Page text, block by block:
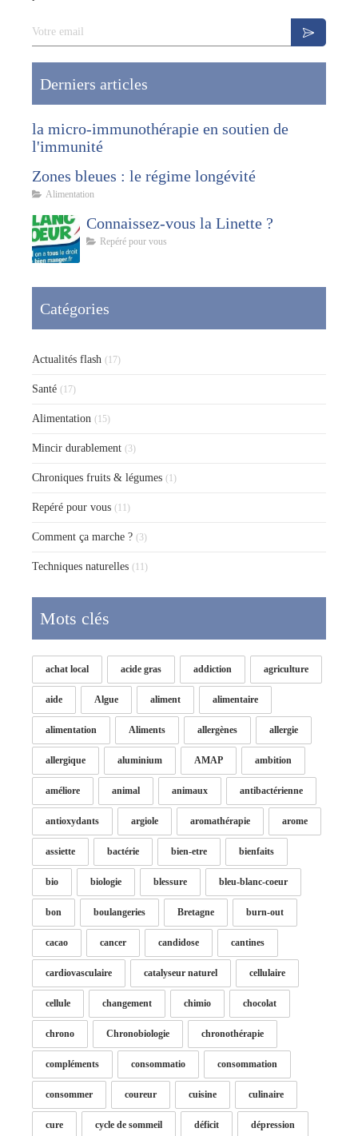
Votre email
Derniers articles
la micro-immunothérapie en soutien de
l'immunité
Zones bleues : le régime longévité
Alimentation
Connaissez-vous la Linette ?
Repéré pour vous
Catégories
Actualités flash (17)
Santé (17)
Alimentation (15)
Mincir durablement (3)
Chroniques fruits & légumes (1)
Repéré pour vous (11)
Comment ça marche ? (3)
Techniques naturelles (11)
Mots clés
achat local acide gras addiction agriculture
aide Algue aliment alimentaire
alimentation Aliments allergènes allergie
allergique aluminium AMAP ambition
améliore animal animaux antibactérienne
antioxydants argiole aromathérapie arome
assiette bactérie bien-etre bienfaits
bio biologie blessure bleu-blanc-coeur
bon boulangeries Bretagne burn-out
cacao cancer candidose cantines
cardiovasculaire catalyseur naturel cellulaire
cellule changement chimio chocolat
chrono Chronobiologie chronothérapie
compléments consommatio consommation
consommer coureur cuisine culinaire
cure cycle de sommeil déficit dépression